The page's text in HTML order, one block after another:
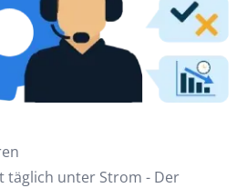
täglich unter Strom - Der